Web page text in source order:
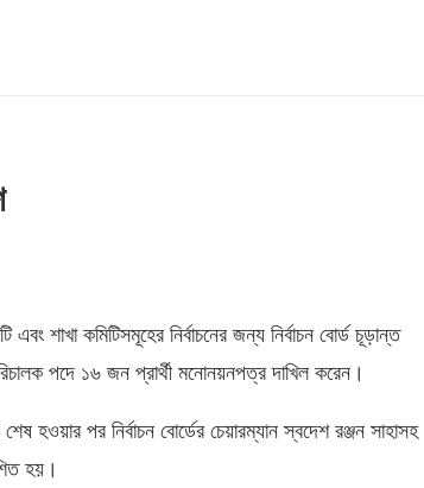
এবং শাখা কমিটিসমূহের নির্বাচনের জন্য নির্বাচন বোর্ড চূড়ান্ত
পরিচালক পদে ১৬ জন প্রার্থী মনোনয়নপত্র দাখিল করেন।
হওয়ার পর নির্বাচন বোর্ডের চেয়ারম্যান স্বদেশ রঞ্জন সাহাসহ
হয়।